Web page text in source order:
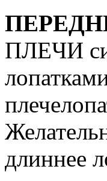
ПЛЕЧИ
длиннее